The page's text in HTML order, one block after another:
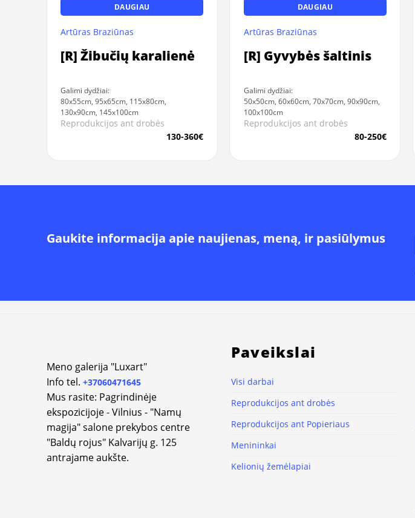
DAUGIAU
Artūras Braziūnas
[R] Žibučių karalienė
Galimi dydžiai:
80x55cm, 95x65cm, 115x80cm,
130x90cm, 145x100cm
Reprodukcijos ant drobės
130-360€
DAUGIAU
Artūras Braziūnas
[R] Gyvybės šaltinis
Galimi dydžiai:
50x50cm, 60x60cm, 70x70cm, 90x90cm,
100x100cm
Reprodukcijos ant drobės
80-250€
Gaukite informacija apie naujienas, meną, ir pasiūlymus
Meno galerija "Luxart"
Info tel. +37060471645
Mus rasite: Pagrindinėje
ekspozicijoje - Vilnius - "Namų
magija" salone prekybos centre
"Baldų rojus" Kalvarijų g. 125
antrajame aukšte.
Paveikslai
Visi darbai
Reprodukcijos ant drobės
Reprodukcijos ant Popieriaus
Menininkai
Kelionių žemėlapiai